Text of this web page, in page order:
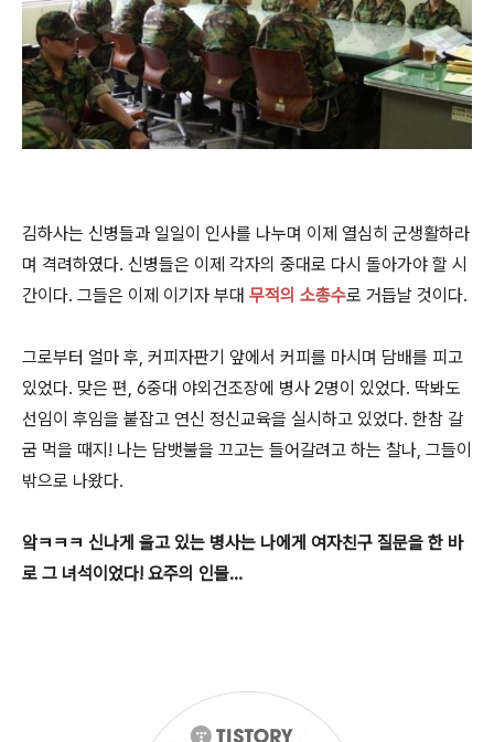
김하사는 신병들과 일일이 인사를 나누며 이제 열심히 군생활하라
며 격려하였다. 신병들은 이제 각자의 중대로 다시 돌아가야 할 시
간이다. 그들은 이제 이기자 부대 무적의 소총수로 거듭날 것이다.
그로부터 얼마 후, 커피자판기 앞에서 커피를 마시며 담배를 피고
있었다. 맞은 편, 6중대 야외건조장에 병사 2명이 있었다. 딱봐도
선임이 후임을 붙잡고 연신 정신교육을 실시하고 있었다. 한참 갈
굼 먹을 때지! 나는 담뱃불을 끄고는 들어갈려고 하는 찰나, 그들이
밖으로 나왔다.
앜ㅋㅋㅋ 신나게 울고 있는 병사는 나에게 여자친구 질문을 한 바
로 그 녀석이었다! 요주의 인물...